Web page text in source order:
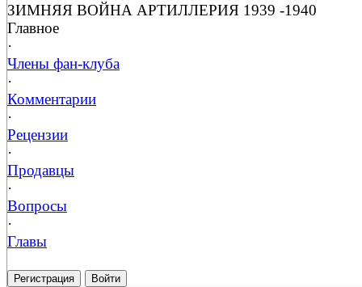
ЗИМНЯЯ ВОЙНА АРТИЛЛЕРИЯ 1939 -1940
Главное
·
Члены фан-клуба
·
Комментарии
·
Рецензии
·
Продавцы
·
Вопросы
·
Главы
Регистрация Войти